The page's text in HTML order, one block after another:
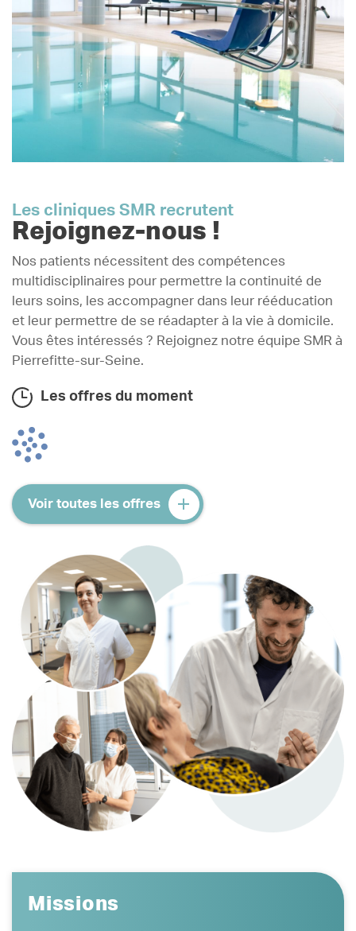
fonction de leurs troubles.
Les cliniques SMR recrutent
Rejoignez-nous !
Nos patients nécessitent des compétences
multidisciplinaires pour permettre la continuité de
leurs soins, les accompagner dans leur rééducation
et leur permettre de se réadapter à la vie à domicile.
Vous êtes intéressés ? Rejoignez notre équipe SMR à
Pierrefitte-sur-Seine.
Les offres du moment
Voir toutes les offres
Missions